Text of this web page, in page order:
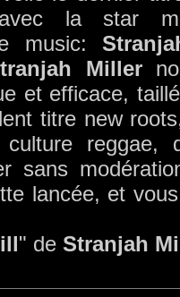
la star
music:
Miller
et efficace,
titre new
reggae,
sans
lancée, et
" de Stranjah